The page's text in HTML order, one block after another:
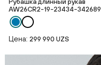
AW26CR2-19-23434-342689
Цена: 299 990 UZS